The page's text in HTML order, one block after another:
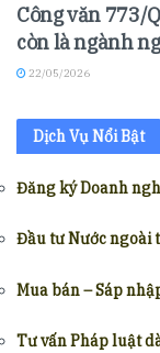
Công văn 773/
còn là ngành
22/05/2026
Dịch Vụ Nổi Bật
Đăng ký Doanh
Đầu tư Nước ngoài
Mua bán – Sáp
Tư vấn Pháp luật